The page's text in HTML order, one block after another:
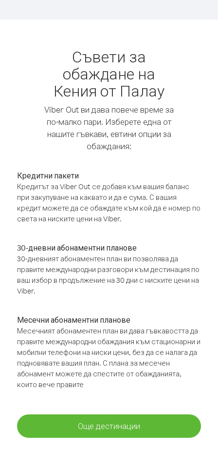
Съвети за
обаждане на
Кения от Палау
Viber Out ви дава повече време за
по-малко пари. Изберете една от
нашите гъвкави, евтини опции за
обаждания:
Кредитни пакети
Кредитът за Viber Out се добавя към вашия баланс
при закупуване на каквато и да е сума. С вашия
кредит можете да се обаждате към кой да е номер по
света на ниските цени на Viber.
30-дневни абонаментни планове
30-дневният абонаментен план ви позволява да
правите международни разговори към дестинация по
ваш избор в продължение на 30 дни с ниските цени на
Viber.
Месечни абонаментни планове
Месечният абонаментен план ви дава гъвкавостта да
правите международни обаждания към стационарни и
мобилни телефони на ниски цени, без да се налага да
подновявате вашия план. С плана за месечен
абонамент можете да спестите от обажданията,
които вече правите
Още дестинации